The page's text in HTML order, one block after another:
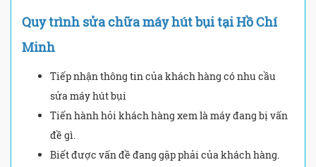
Quy trình sửa chữa máy hút bụi tại Hồ Chí
Minh
Tiếp nhận thông tin của khách hàng có nhu cầu
sửa máy hút bụi
Tiến hành hỏi khách hàng xem là máy đang bị vấn
đề gì.
Biết được vấn đề đang gặp phải của khách hàng.